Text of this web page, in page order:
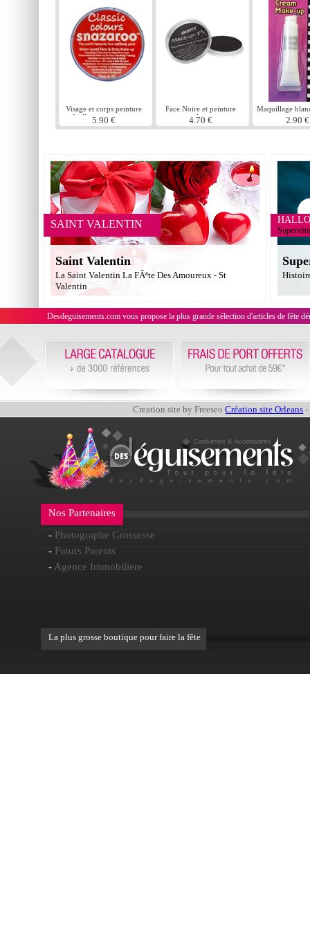
Visage et corps peinture
brillante rouge eau
basÃ©e
5.90 €
Face Noire et peinture
pour le corps
4.70 €
Maquillage
2.90 €
SAINT VALENTIN
Saint Valentin
La Saint Valentin La FÃªte Des Amoureux - St
Valentin
Desdeguisements.com vous propose la plus grande sélection d'articles de fête
Creation site by FreeseoCréation site Orleans -
Nos Partenaires
- Photographe Grossesse
- Futurs Parents
- Agence Immobiliere
La plus grosse boutique pour faire la fête